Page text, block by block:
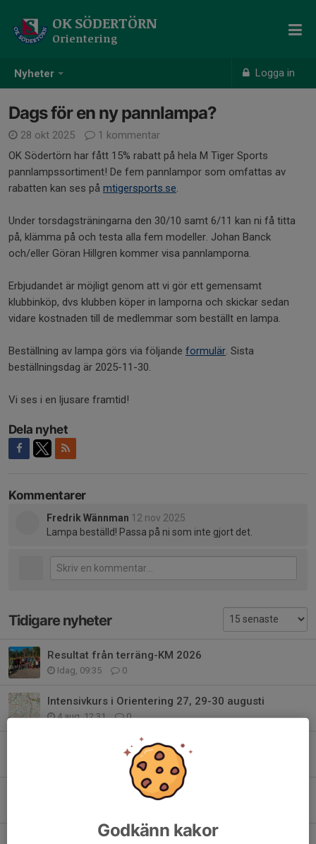
Nyheter Logga in
OK SÖDERTÖRN
Orientering
Dags för en ny pannlampa?
28 okt 2025
1 kommentar
OK Södertörn har fått 15% rabatt på hela M Tiger Sports
pannlampssortiment! De fem pannlampor som omfattas av
rabatten kan ses på mtigersports.se.
Under torsdagsträningarna den 30/10 samt 6/11 kan ni få titta
på, klämma på och testa alla fem modeller. Johan Banck
och/eller Göran Hillgren kommer visa pannlamporna.
Erbjudandet är möjligt genom att vi gör ett gemensamt
klubbinköp, dvs klubben köper in lamporna och skickar sedan
vidare kostnaden till de medlemmar som beställt en lampa.
Beställning av lampa görs via följande formulär. Sista
beställningsdag är 2025-11-30.
Vi ses i en ljusare framtid!
Dela nyhet
Kommentarer
Fredrik Wännman 12 nov 2025
Lampa beställd! Passa på ni som inte gjort det.
Tidigare nyheter
Resultat från terräng-KM 2026
Idag, 09:35 0
Intensivkurs i Orientering 27, 29-30 augusti
4 aug, 12:31 0
Funktionärer till Stockholm Trail den 22 augusti
Sommar teknikträning
Godkänn kakor